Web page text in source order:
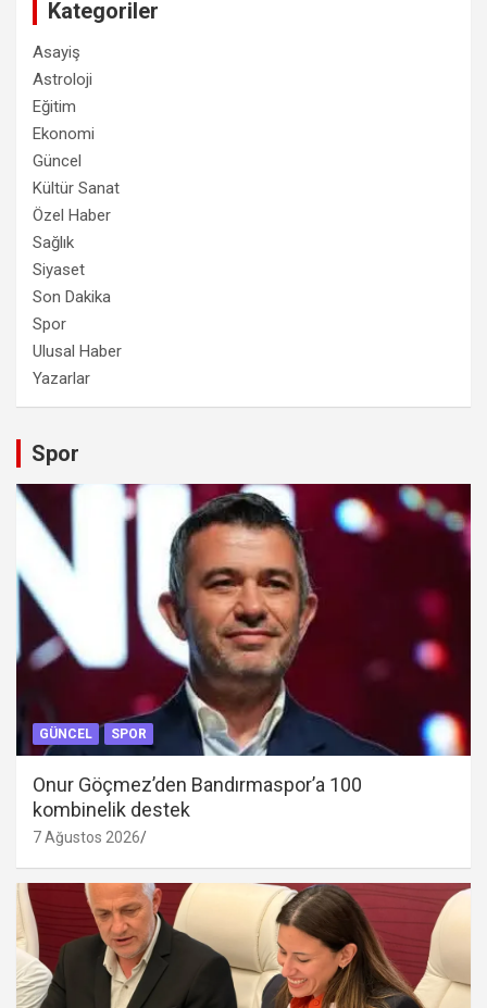
Kategoriler
Asayiş
Astroloji
Eğitim
Ekonomi
Güncel
Kültür Sanat
Özel Haber
Sağlık
Siyaset
Son Dakika
Spor
Ulusal Haber
Yazarlar
Spor
GÜNCEL SPOR
Onur Göçmez’den Bandırmaspor’a 100
kombinelik destek
7 Ağustos 2026